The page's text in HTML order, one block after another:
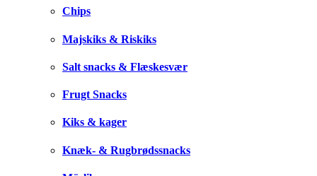
Chips
Majskiks & Riskiks
Salt snacks & Flæskesvær
Frugt Snacks
Kiks & kager
Knæk- & Rugbrødssnacks